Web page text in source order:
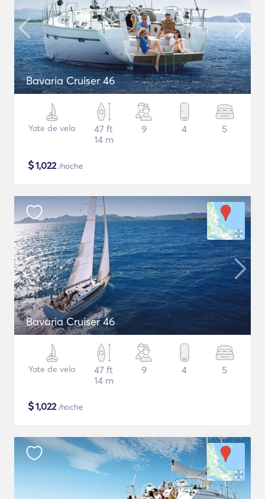
Bavaria Cruiser 46
Yate de vela
47 ft
14 m
9 4 5
$1,022/noche
Bavaria Cruiser 46
Yate de vela
47 ft
14 m
9 4 5
$1,022/noche